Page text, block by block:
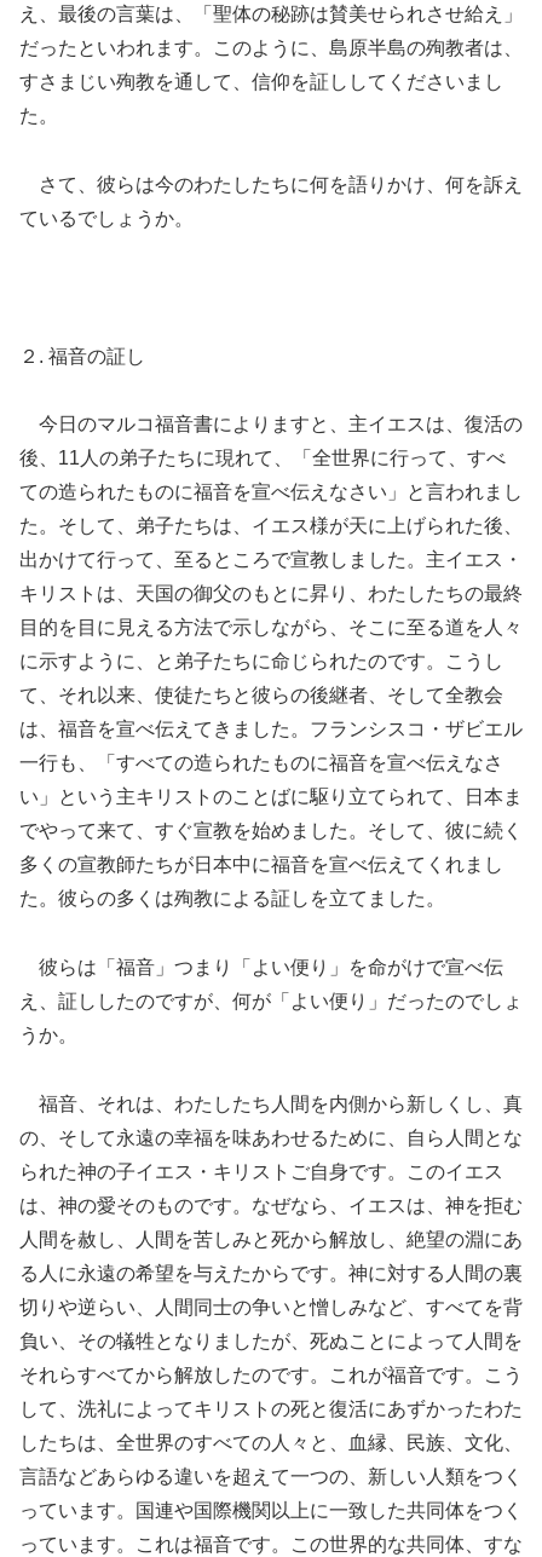
え、最後の言葉は、「聖体の秘跡は賛美せられさせ給え」
だったといわれます。このように、島原半島の殉教者は、
すさまじい殉教を通して、信仰を証ししてくださいまし
た。
さて、彼らは今のわたしたちに何を語りかけ、何を訴え
ているでしょうか。
２. 福音の証し
今日のマルコ福音書によりますと、主イエスは、復活の
後、11人の弟子たちに現れて、「全世界に行って、すべ
ての造られたものに福音を宣べ伝えなさい」と言われまし
た。そして、弟子たちは、イエス様が天に上げられた後、
出かけて行って、至るところで宣教しました。主イエス・
キリストは、天国の御父のもとに昇り、わたしたちの最終
目的を目に見える方法で示しながら、そこに至る道を人々
に示すように、と弟子たちに命じられたのです。こうし
て、それ以来、使徒たちと彼らの後継者、そして全教会
は、福音を宣べ伝えてきました。フランシスコ・ザビエル
一行も、「すべての造られたものに福音を宣べ伝えなさ
い」という主キリストのことばに駆り立てられて、日本ま
でやって来て、すぐ宣教を始めました。そして、彼に続く
多くの宣教師たちが日本中に福音を宣べ伝えてくれまし
た。彼らの多くは殉教による証しを立てました。
彼らは「福音」つまり「よい便り」を命がけで宣べ伝
え、証ししたのですが、何が「よい便り」だったのでしょ
うか。
福音、それは、わたしたち人間を内側から新しくし、真
の、そして永遠の幸福を味あわせるために、自ら人間とな
られた神の子イエス・キリストご自身です。このイエス
は、神の愛そのものです。なぜなら、イエスは、神を拒む
人間を赦し、人間を苦しみと死から解放し、絶望の淵にあ
る人に永遠の希望を与えたからです。神に対する人間の裏
切りや逆らい、人間同士の争いと憎しみなど、すべてを背
負い、その犠牲となりましたが、死ぬことによって人間を
それらすべてから解放したのです。これが福音です。こう
して、洗礼によってキリストの死と復活にあずかったわた
したちは、全世界のすべての人々と、血縁、民族、文化、
言語などあらゆる違いを超えて一つの、新しい人類をつく
っています。国連や国際機関以上に一致した共同体をつく
っています。これは福音です。この世界的な共同体、すな